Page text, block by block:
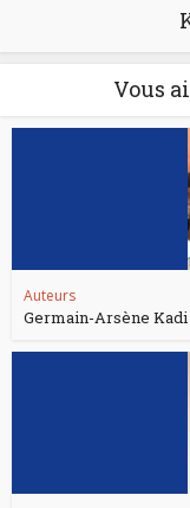
Vous
Auteurs
Germain-Arsène Kadi